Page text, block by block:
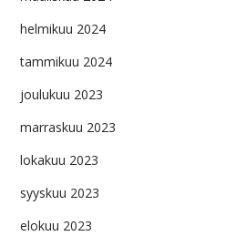
helmikuu 2024
tammikuu 2024
joulukuu 2023
marraskuu 2023
lokakuu 2023
syyskuu 2023
elokuu 2023